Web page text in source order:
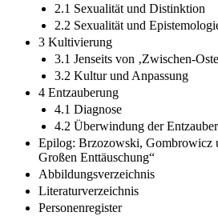
2.1 Sexualität und Distinktion
2.2 Sexualität und
3 Kultivierung
3.1 Jenseits von ‚Zwischen-
3.2 Kultur und Anpassung
4 Entzauberung
4.1 Diagnose
4.2 Überwindung der
Epilog: Brzozowski, Gombrowicz
Großen Enttäuschung“
Abbildungsverzeichnis
Literaturverzeichnis
Personenregister